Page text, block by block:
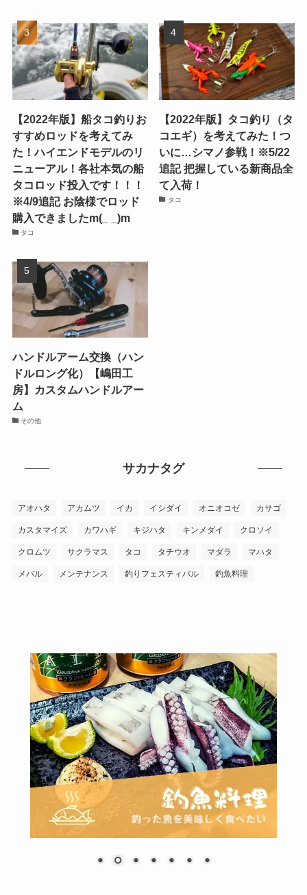
【2022年版】船タコ釣りお
すすめロッドを考えてみ
た！ハイエンドモデルのリ
ニューアル！各社本気の船
タコロッド投入です！！！
※4/9追記 お陰様でロッド
購入できましたm(_ _)m
タコ
【2022年版】タコ釣り（タ
コエギ）を考えてみた！つ
いに…シマノ参戦！※5/22
追記 把握している新商品全
て入荷！
タコ
ハンドルアーム交換（ハン
ドルロング化）【嶋田工
房】カスタムハンドルアー
ム
その他
サカナタグ
アオハタ アカムツ イカ イシダイ オニオコゼ カサゴ
カスタマイズ カワハギ キジハタ キンメダイ クロソイ
クロムツ サクラマス タコ タチウオ マダラ マハタ
メバル メンテナンス 釣りフェスティバル 釣魚料理